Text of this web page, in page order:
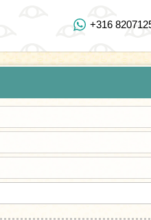
Tel: 09 223 00 69
https://www.youtube.com/user/
https://www.instagram.com/
+316